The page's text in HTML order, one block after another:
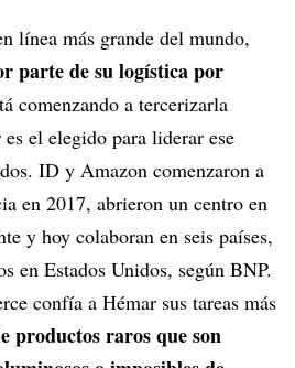
línea más grande del mundo,
parte de su logística por
comenzando a tercerizarla
el elegido para liderar ese
ID y Amazon comenzaron a
en 2017, abrieron un centro en
y hoy colaboran en seis países,
en Estados Unidos, según BNP.
confía a Hémar sus tareas más
productos raros que son